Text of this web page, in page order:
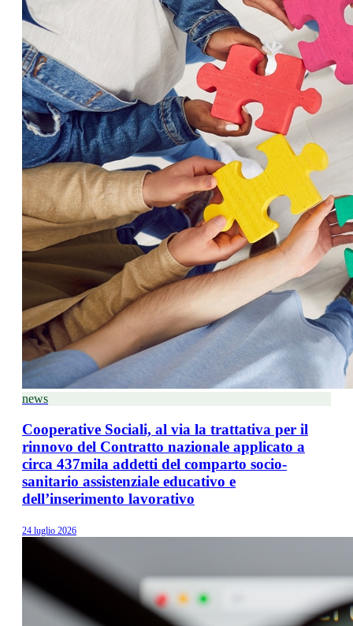
news
Cooperative Sociali, al via la trattativa per il
rinnovo del Contratto nazionale applicato a
circa 437mila addetti del comparto socio-
sanitario assistenziale educativo e
dell’inserimento lavorativo
24 luglio 2026